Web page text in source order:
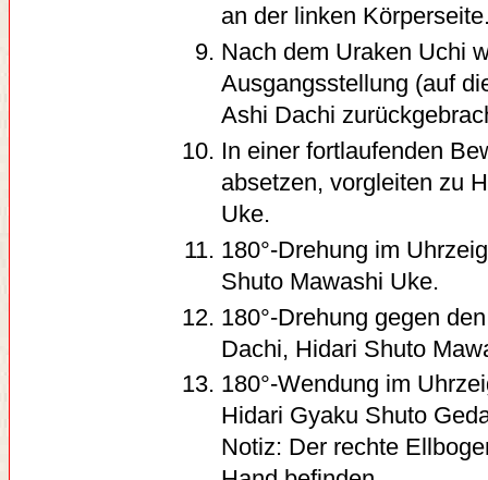
an der linken
Nach dem Uraken Uchi
Ausgangsstellung (auf
Ashi Dachi
In einer fortlaufenden
absetzen, vorgleiten zu
Uke.
180°-Drehung im
Shuto Mawashi Uke.
180°-Drehung gegen
Dachi, Hidari Shuto
180°-Wendung im
Hidari Gyaku Shuto
Notiz: Der rechte